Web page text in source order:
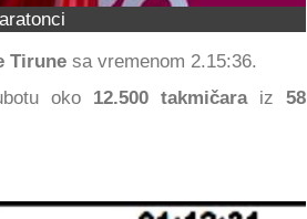
Tirune sa vremenom 2.15:36.
oko 12.500 takmičara iz 58